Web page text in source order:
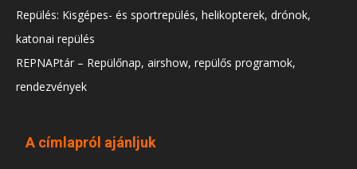
Repülés: Kisgépes- és sportrepülés, helikopterek, drónok,
katonai repülés
REPNAPtár – Repülőnap, airshow, repülős programok,
rendezvények
A címlapról ajánljuk